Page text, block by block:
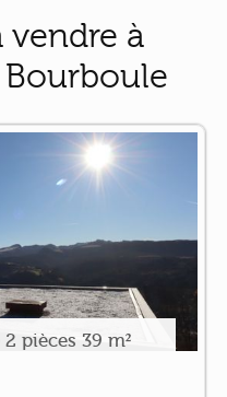
vendre à
pièces 39 m²